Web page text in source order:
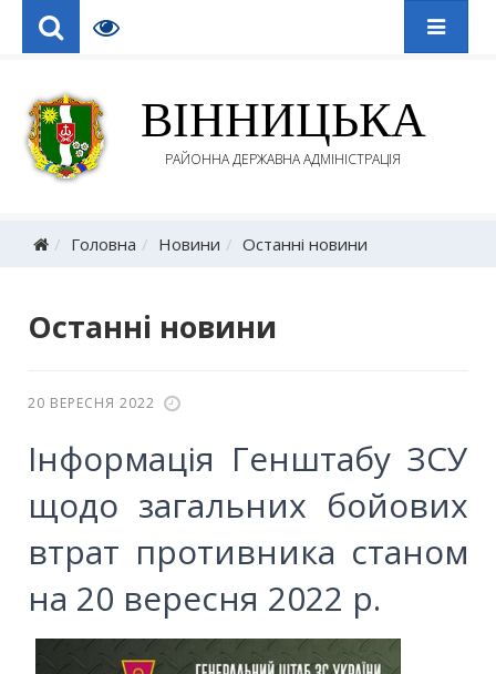
ВІННИЦЬКА
РАЙОННА ДЕРЖАВНА АДМІНІСТРАЦІЯ
Головна Новини Останні новини
Останні новини
20 ВЕРЕСНЯ 2022
Інформація Генштабу ЗСУ
щодо загальних бойових
втрат противника станом
на 20 вересня 2022 р.